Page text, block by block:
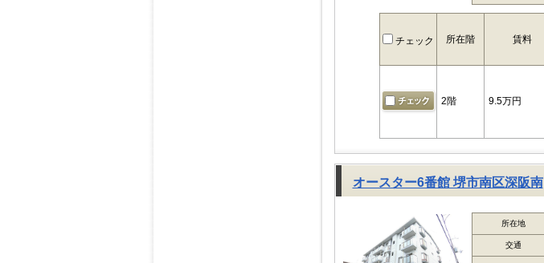
チェック 所在階 賃料
2階 9.5万円
オースター6番館 堺市南区深阪南
所在地
交通